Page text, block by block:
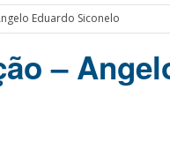
Eduardo Siconelo
–